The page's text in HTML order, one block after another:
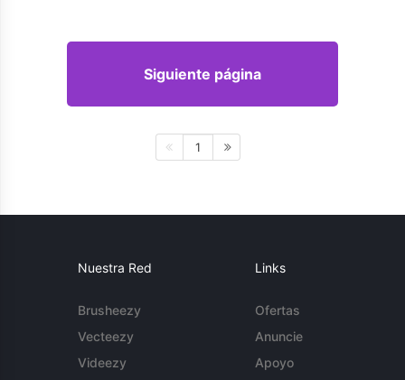
Siguiente página
1
Nuestra Red
Brusheezy
Vecteezy
Videezy
Links
Ofertas
Anuncie
Apoyo